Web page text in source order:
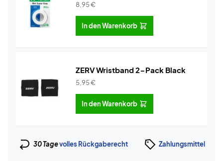
8,95€
In den Warenkorb
ZERV Wristband 2-Pack Black
5,95€
In den Warenkorb
30 Tagevolles Rückgaberecht Zahlungsmittel